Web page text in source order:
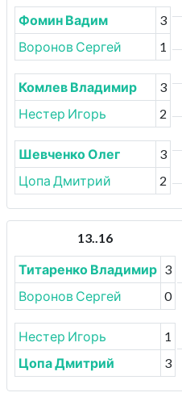
Фомин Вадим
3
Воронов Сергей
1
Комлев Владимир
3
Нестер Игорь
2
Шевченко Олег
3
Цопа Дмитрий
2
13..16
Титаренко Владимир 3
Воронов Сергей
0
Нестер Игорь
1
Цопа Дмитрий
3